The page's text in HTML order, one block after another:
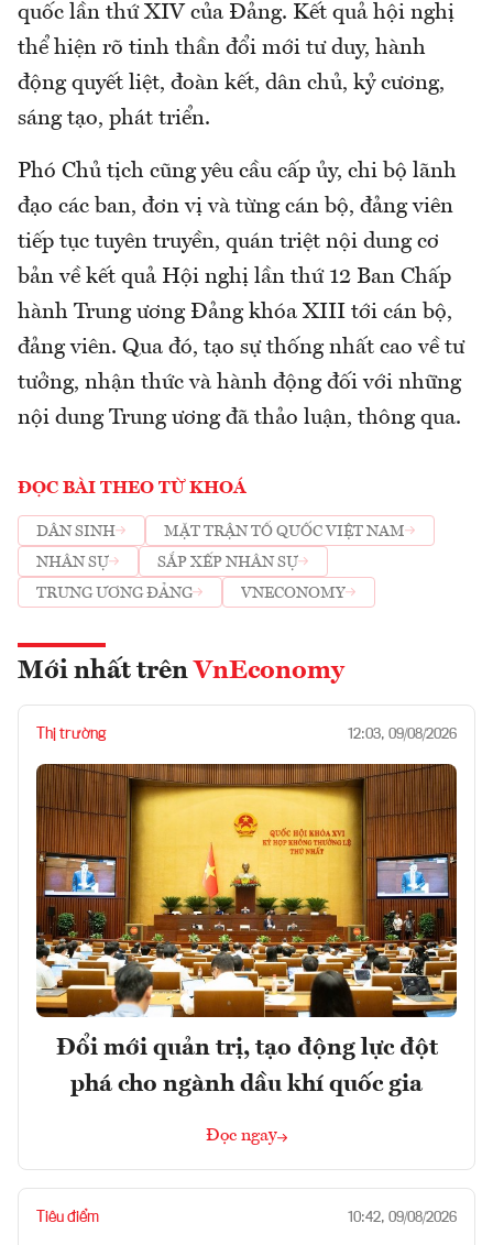
quốc lần thứ XIV của Đảng. Kết quả hội nghị
thể hiện rõ tinh thần đổi mới tư duy, hành
động quyết liệt, đoàn kết, dân chủ, kỷ cương,
sáng tạo, phát triển.
Phó Chủ tịch cũng yêu cầu cấp ủy, chi bộ lãnh
đạo các ban, đơn vị và từng cán bộ, đảng viên
tiếp tục tuyên truyền, quán triệt nội dung cơ
bản về kết quả Hội nghị lần thứ 12 Ban Chấp
hành Trung ương Đảng khóa XIII tới cán bộ,
đảng viên. Qua đó, tạo sự thống nhất cao về tư
tưởng, nhận thức và hành động đối với những
nội dung Trung ương đã thảo luận, thông qua.
ĐỌC BÀI THEO TỪ KHOÁ
DÂN SINH
MẶT TRẬN TỔ QUỐC VIỆT NAM
NHÂN SỰ
SẮP XẾP NHÂN SỰ
TRUNG ƯƠNG ĐẢNG
VNECONOMY
Mới nhất trên VnEconomy
Thị trường 12:03, 09/08/2026
Đổi mới quản trị, tạo động lực đột
phá cho ngành dầu khí quốc gia
Đọc ngay
Tiêu điểm 10:42, 09/08/2026